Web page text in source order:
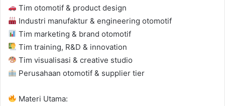
Tim otomotif & product design
Industri manufaktur & engineering otomotif
Tim marketing & brand otomotif
Tim training, R&D & innovation
Tim visualisasi & creative studio
Perusahaan otomotif & supplier tier
Materi Utama: